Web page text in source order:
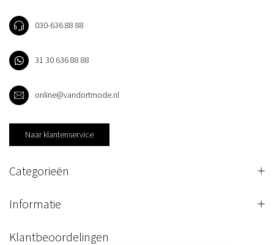
030-636 88 88
31 30 636 88 88
online@vandortmode.nl
Naar klantenservice
Categorieën
Informatie
Klantbeoordelingen